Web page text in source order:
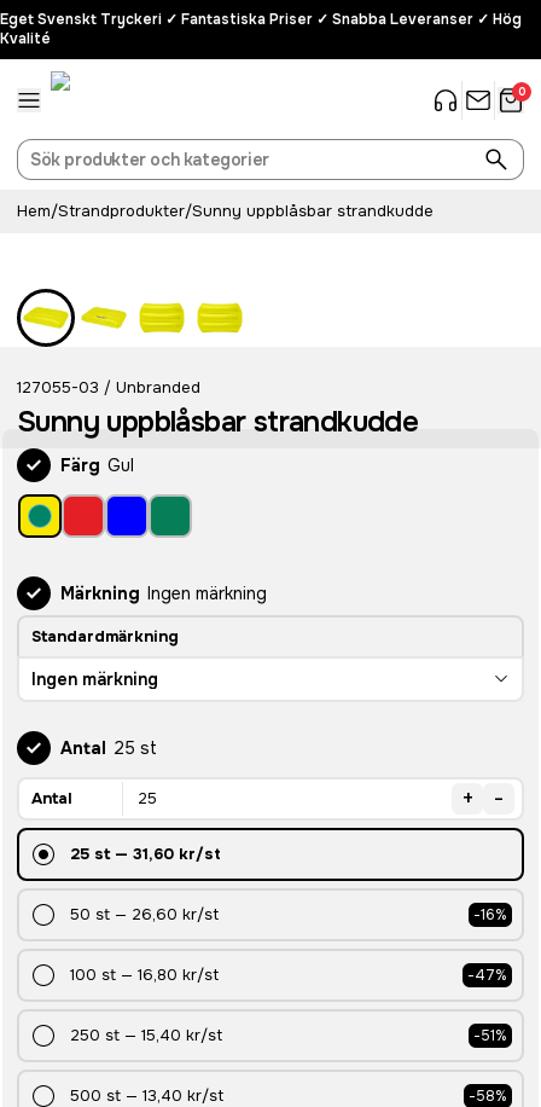
Eget Svenskt Tryckeri ✓ Fantastiska Priser ✓ Snabba Leveranser ✓ Hög
Kvalité
0
Hem/Strandprodukter/Sunny uppblåsbar strandkudde
127055-03 / Unbranded
Sunny uppblåsbar strandkudde
Färg Gul
Märkning Ingen märkning
Standardmärkning
Ingen märkning
Antal 25 st
Antal + -
25 st— 31,60 kr/st
50 st — 26,60 kr/st -16%
100 st — 16,80 kr/st -47%
250 st — 15,40 kr/st -51%
500 st — 13,40 kr/st -58%